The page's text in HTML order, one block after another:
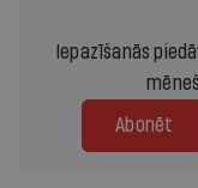
Iepazīšanās
Abonēt